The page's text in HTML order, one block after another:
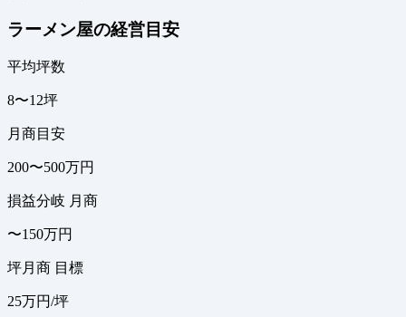
ラーメン屋の経営目安
平均坪数
8〜12坪
月商目安
200〜500万円
損益分岐 月商
〜150万円
坪月商 目標
25万円/坪